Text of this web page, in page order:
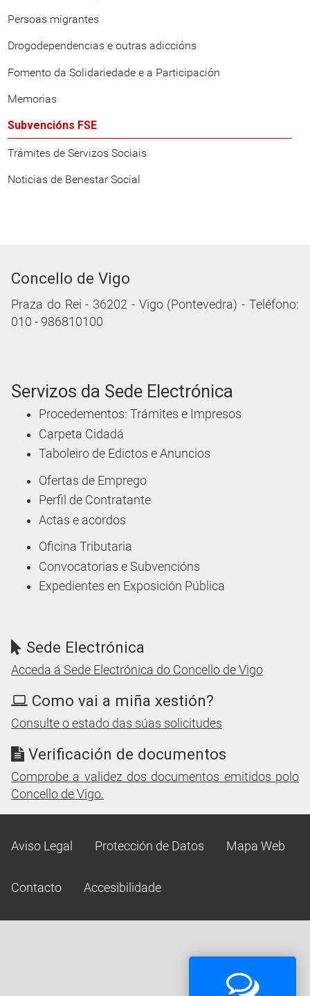
Persoas migrantes
Drogodependencias e outras adiccións
Fomento da Solidariedade e a Participación
Memorias
Subvencións FSE
Trámites de Servizos Sociais
Noticias de Benestar Social
Concello de Vigo
Praza do Rei - 36202 - Vigo (Pontevedra) - Teléfono:
010 - 986810100
Servizos da Sede Electrónica
Procedementos: Trámites e Impresos
Carpeta Cidadá
Taboleiro de Edictos e Anuncios
Ofertas de Emprego
Perfil de Contratante
Actas e acordos
Oficina Tributaria
Convocatorias e Subvencións
Expedientes en Exposición Pública
Sede Electrónica
Acceda á Sede Electrónica do Concello de Vigo
Como vai a miña xestión?
Consulte o estado das súas solicitudes
Verificación de documentos
Comprobe a validez dos documentos emitidos polo
Concello de Vigo.
Aviso Legal Protección de Datos Mapa Web
Contacto Accesibilidade